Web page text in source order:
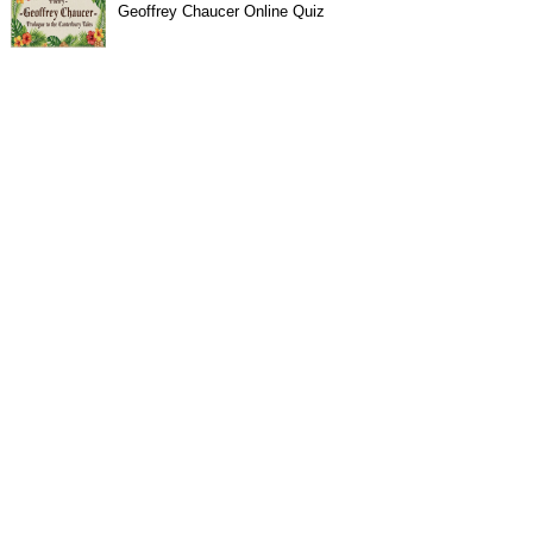
Geoffrey Chaucer Online Quiz